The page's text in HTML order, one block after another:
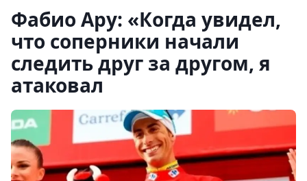
Фабио Ару: «Когда увидел,
что соперники начали
следить друг за другом, я
атаковал